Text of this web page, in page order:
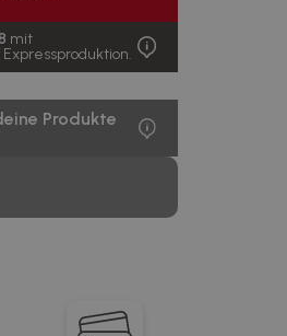
mit
Produkte